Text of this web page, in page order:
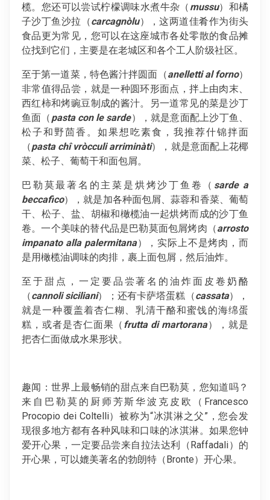
榄。您还可以尝试柠檬调味水煮牛杂（ mussu）和橘
子沙丁鱼沙拉（carcagnòlu），这两道佳肴作为街头
食品更为常见，您可以在这座城市各处零散的食品摊
位找到它们，主要是在老城区和各个工人阶级社区。
至于第一道菜，特色酱汁拌圆面（anelletti al forno）
非常值得品尝，就是一种圆环形面点，拌上由肉末、
西红柿和烤豌豆制成的酱汁。另一道常见的菜是沙丁
鱼面（ pasta con le sarde），就是意面配上沙丁鱼、
松子和野茴香。如果想吃素食，我推荐什锦拌面
（pasta chî vròcculi arriminàti），就是意面配上花椰
菜、松子、葡萄干和面包屑。
巴勒莫最著名的主菜是烘烤沙丁鱼卷（ sarde a
beccafico），就是加各种面包屑、蒜蓉和香菜、葡萄
干、松子、盐、胡椒和橄榄油一起烘烤而成的沙丁鱼
卷。一个美味的替代品是巴勒莫面包屑烤肉（arrosto
impanato alla palermitana），实际上不是烤肉，而
是用橄榄油调味的肉排，裹上面包屑，然后油炸。
至于甜点，一定要品尝著名的油炸面皮卷奶酪
（cannolisiciliani）；还有卡萨塔蛋糕（cassata），
就是一种覆盖着杏仁糊、乳清干酪和蜜饯的海绵蛋
糕，或者是杏仁面果（ frutta di martorana），就是
把杏仁面做成水果形状。
趣闻：世界上最畅销的甜点来自巴勒莫，您知道吗？
来自巴勒莫的厨师芳斯华波克皮欧（Francesco
Procopio dei Coltelli）被称为“冰淇淋之父”，您会发
现很多地方都有各种风味和口味的冰淇淋。如果您钟
爱开心果，一定要品尝来自拉法达利（Raffadali）的
开心果，可以媲美著名的勃朗特（Bronte）开心果。